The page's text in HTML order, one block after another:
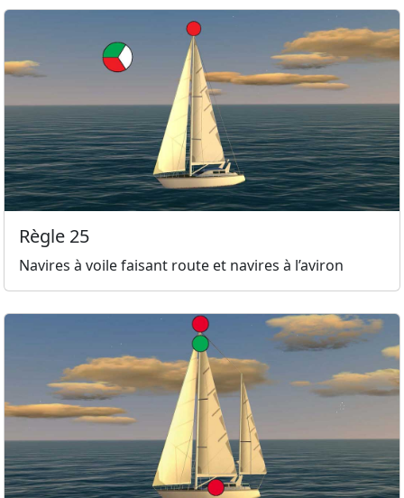
Règle 25
Navires à voile faisant route et navires à l’aviron